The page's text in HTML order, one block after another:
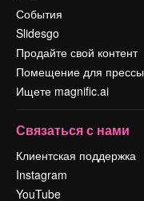
События
Slidesgo
Продайте свой контент
Помещение для прессы
Ищете magnific.ai
Связаться с нами
Клиентская поддержка
Instagram
YouTube